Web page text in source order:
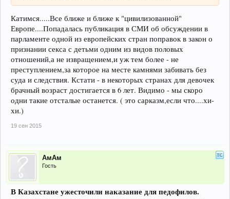
Катимся.....Все ближе и ближе к "цивилизованной"
Европе....Попадалась публикация в СМИ об обсуждении в
парламенте одной из европейских стран поправок в закон о
признании секса с детьми одним из видов половых
отношений,а не извращением,и уж тем более - не
преступлением,за которое на месте камнями забивать без
суда и следствия. Кстати - в некоторых странах для девочек
брачный возраст достигается в 6 лет. Видимо - мы скоро
одни такие отсталые останется. ( это сарказм,если что....хи-
хи.)
19 сен 2015
АмАм
Гость
В Казахстане ужесточили наказание для педофилов.